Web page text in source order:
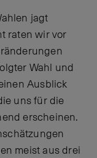
jagt
raten wir vor
Wahl und
Ausblick
uns für die
erscheinen.
meist aus drei